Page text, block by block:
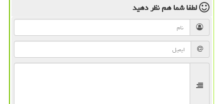
لطفا شما همنظر دهید